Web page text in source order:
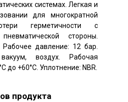
системах. Легкая и
для многократной
герметичности с
стороны.
Рабочее давление: 12 бар.
воздух. Рабочая
до +60°C. Уплотнение: NBR.
продукта